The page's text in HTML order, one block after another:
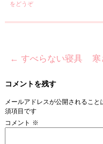
をどうぞ
← すべらない寝具 寒
コメントを残す
メールアドレスが公開されること
須項目です
コメント ※